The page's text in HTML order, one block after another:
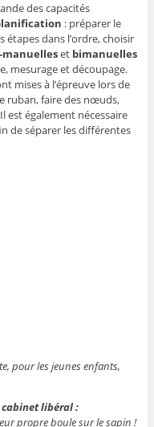
des capacités
: préparer le
étapes dans l’ordre, choisir
et bimanuelles
mesurage et découpage.
mises à l’épreuve lors de
ruban, faire des nœuds,
est également nécessaire
de séparer les différentes
pour les jeunes enfants,
cabinet libéral :
propre boule sur le sapin !